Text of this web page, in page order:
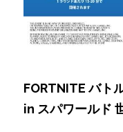
FORTNITE バト
in スパワールド